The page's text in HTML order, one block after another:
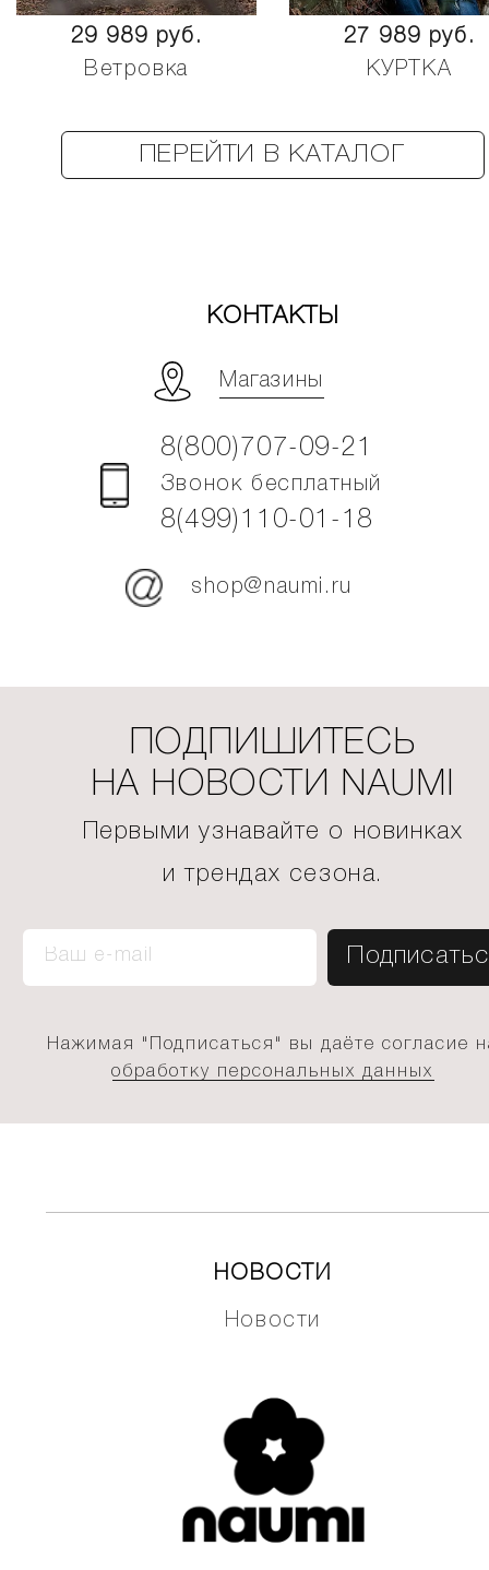
29 989 руб.
Ветровка
27 989 руб.
КУРТКА
ПЕРЕЙТИ В КАТАЛОГ
КОНТАКТЫ
Магазины
8(800)707-09-21
Звонок бесплатный
8(499)110-01-18
shop@naumi.ru
ПОДПИШИТЕСЬ
НА НОВОСТИ NAUMI
Первыми узнавайте о новинках
и трендах сезона.
Нажимая "Подписаться" вы даёте согласие
обработку персональных данных
НОВОСТИ
Новости